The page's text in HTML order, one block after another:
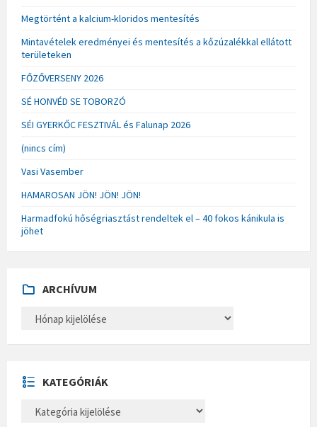
Megtörtént a kalcium-kloridos mentesítés
Mintavételek eredményei és mentesítés a kőzúzalékkal ellátott
területeken
FŐZŐVERSENY 2026
SÉ HONVÉD SE TOBORZÓ
SÉI GYERKŐC FESZTIVÁL és Falunap 2026
(nincs cím)
Vasi Vasember
HAMAROSAN JÖN! JÖN! JÖN!
Harmadfokú hőségriasztást rendeltek el – 40 fokos kánikula is
jöhet
ARCHÍVUM
H
U
M
KATEGÓRIÁK